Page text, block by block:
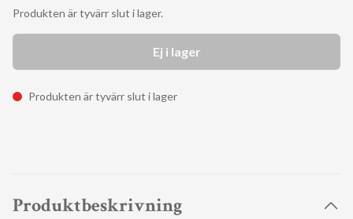
Produkten är tyvärr slut i lager.
Ej i lager
Produkten är tyvärr slut i lager
Produktbeskrivning